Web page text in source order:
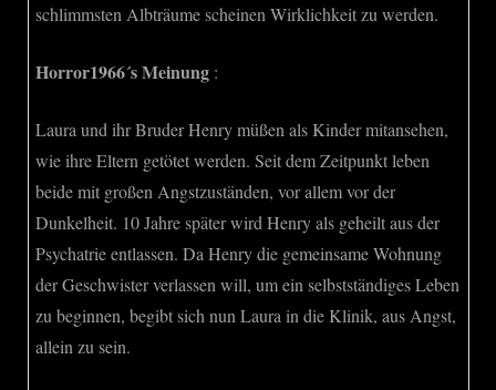
schlimmsten Albträume scheinen Wirklichkeit zu werden.
Horror1966´s Meinung :
Laura und ihr Bruder Henry müßen als Kinder mitansehen,
wie ihre Eltern getötet werden. Seit dem Zeitpunkt leben
beide mit großen Angstzuständen, vor allem vor der
Dunkelheit. 10 Jahre später wird Henry als geheilt aus der
Psychatrie entlassen. Da Henry die gemeinsame Wohnung
der Geschwister verlassen will, um ein selbstständiges Leben
zu beginnen, begibt sich nun Laura in die Klinik, aus Angst,
allein zu sein.